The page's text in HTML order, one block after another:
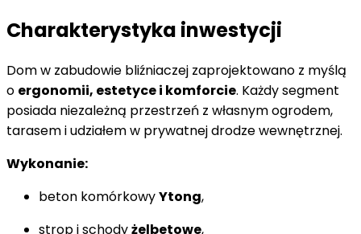
Charakterystyka inwestycji
Dom w zabudowie bliźniaczej zaprojektowano z myślą
o ergonomii, estetyce i komforcie. Każdy segment
posiada niezależną przestrzeń z własnym ogrodem,
tarasem i udziałem w prywatnej drodze wewnętrznej.
Wykonanie:
beton komórkowyYtong,
strop i schodyżelbetowe,